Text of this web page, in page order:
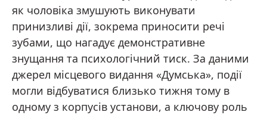
як чоловіка змушують виконувати
принизливі дії, зокрема приносити речі
зубами, що нагадує демонстративне
знущання та психологічний тиск. За даними
джерел місцевого видання «Думська», події
могли відбуватися близько тижня тому в
одному з корпусів установи, а ключову роль